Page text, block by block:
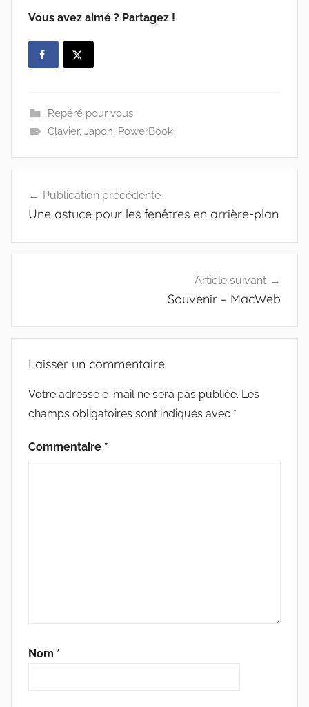
Vous avez aimé ? Partagez !
Repéré pour vous
Clavier, Japon, PowerBook
de
Publication précédente
Une astuce pour les fenêtres en arrière-plan
Article suivant
Souvenir – MacWeb
Laisser un commentaire
Votre adresse e-mail ne sera pas publiée. Les
champs obligatoires sont indiqués avec *
Commentaire *
Nom *